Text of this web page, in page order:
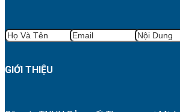
GIỚI THIỆU